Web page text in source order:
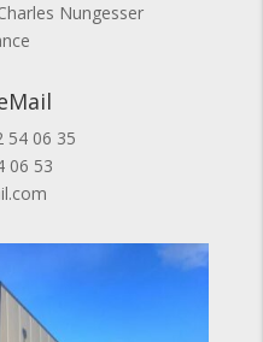
Nungesser
54 06 35
06 53